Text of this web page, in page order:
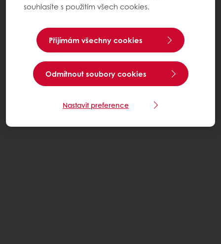
souhlasíte s použitím všech cookies.
Přijímám všechny cookies
Odmítnout soubory cookies
Nastavit preference